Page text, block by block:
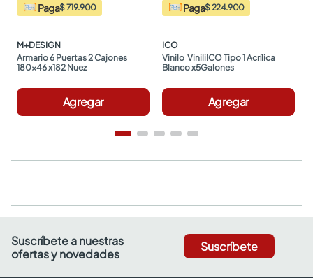
Paga$ 719.900
M+DESIGN
Armario 6 Puertas 2 Cajones
180x46 x182 Nuez
Agregar
Paga$ 224.900
ICO
Vinilo  ViniliICO Tipo 1 Acrílica
Blanco x5Galones
Agregar
Suscríbete a nuestras
ofertas y novedades
Suscríbete